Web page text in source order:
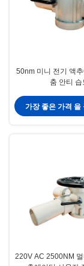
50nm 미니 전기 액
춤 안티 습
가장 좋은 가격 을
220V AC 2500NM